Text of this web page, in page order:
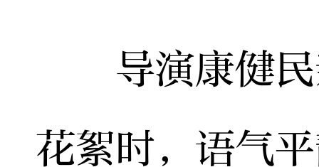
导演康健民
花絮时，语气